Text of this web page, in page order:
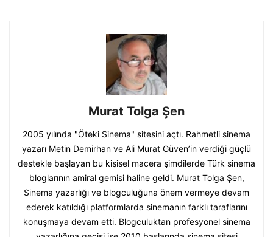
Murat Tolga Şen
2005 yılında "Öteki Sinema" sitesini açtı. Rahmetli sinema
yazarı Metin Demirhan ve Ali Murat Güven’in verdiği güçlü
destekle başlayan bu kişisel macera şimdilerde Türk sinema
bloglarının amiral gemisi haline geldi. Murat Tolga Şen,
Sinema yazarlığı ve blogculuğuna önem vermeye devam
ederek katıldığı platformlarda sinemanın farklı taraflarını
konuşmaya devam etti. Blogculuktan profesyonel sinema